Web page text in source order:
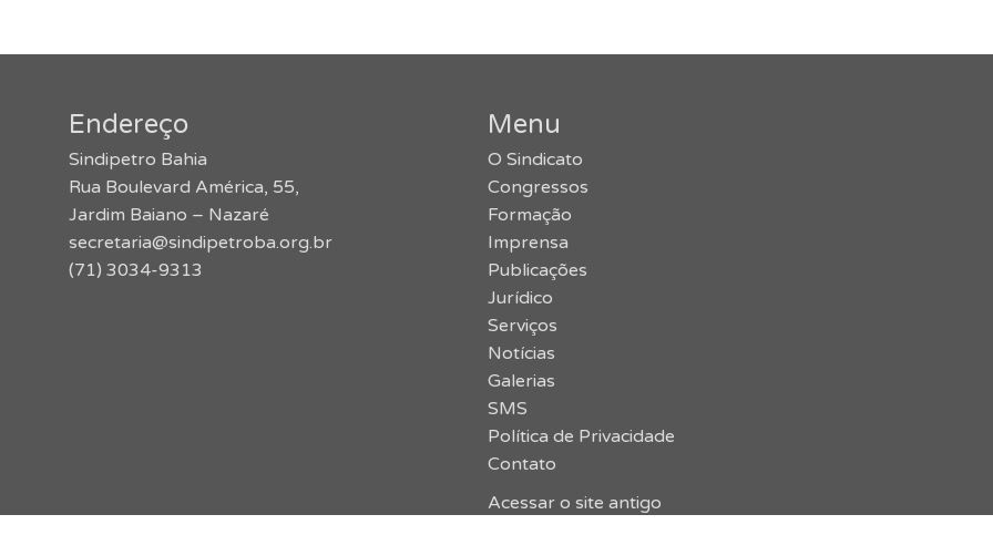
Endereço
Sindipetro Bahia
Rua Boulevard América, 55,
Jardim Baiano – Nazaré
secretaria@sindipetroba.org.br
(71) 3034-9313
Menu
O Sindicato
Congressos
Formação
Imprensa
Publicações
Jurídico
Serviços
Notícias
Galerias
SMS
Política de Privacidade
Contato
Acessar o site antigo